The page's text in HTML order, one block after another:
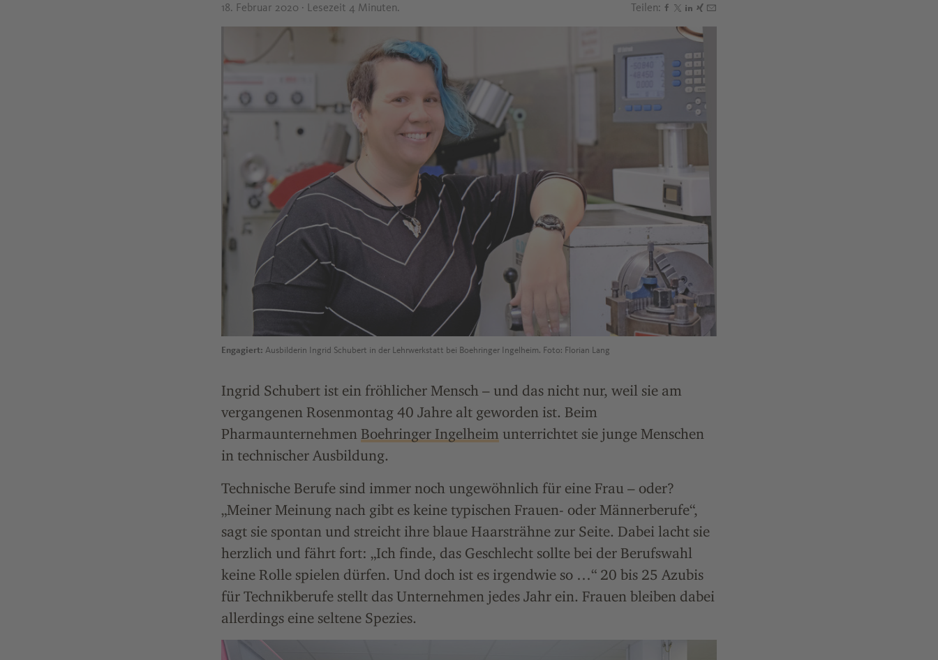
18. Februar 2020 · Lesezeit 4 Minuten. Teilen: Den Beitrag "MINT-Berufe: Volltreffer für Mädchen"
Den Beitrag "MINT-Berufe: Volltreffer für Mädchen"
Den Beitrag "MINT-Berufe: Volltreffer für
Den Beitrag "MINT-Berufe: Volltreffer für
Den Beitrag "MINT-Berufe: Volltreffer für
Engagiert: Ausbilderin Ingrid Schubert in der Lehrwerkstatt bei Boehringer Ingelheim. Foto: Florian Lang
Ingrid Schubert ist ein fröhlicher Mensch – und das nicht nur, weil sie am
vergangenen Rosenmontag 40 Jahre alt geworden ist. Beim
Pharmaunternehmen Boehringer Ingelheim unterrichtet sie junge Menschen
in technischer Ausbildung.
Technische Berufe sind immer noch ungewöhnlich für eine Frau – oder?
„Meiner Meinung nach gibt es keine typischen Frauen- oder Männerberufe“,
sagt sie spontan und streicht ihre blaue Haarsträhne zur Seite. Dabei lacht sie
herzlich und fährt fort: „Ich finde, das Geschlecht sollte bei der Berufswahl
keine Rolle spielen dürfen. Und doch ist es irgendwie so …“ 20 bis 25 Azubis
für Technikberufe stellt das Unternehmen jedes Jahr ein. Frauen bleiben dabei
allerdings eine seltene Spezies.